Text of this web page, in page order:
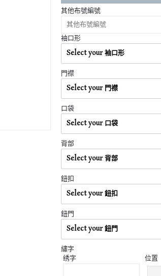
其他布號編號
袖口形
Select your 袖口形
門襟
Select your 門襟
口袋
Select your 口袋
背部
Select your 背部
鈕扣
Select your 鈕扣
鈕門
Select your 鈕門
繡字
绣字
位置